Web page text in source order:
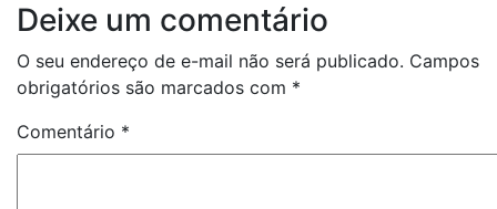
Deixe um comentário
O seu endereço de e-mail não será publicado. Campos
obrigatórios são marcados com *
Comentário *